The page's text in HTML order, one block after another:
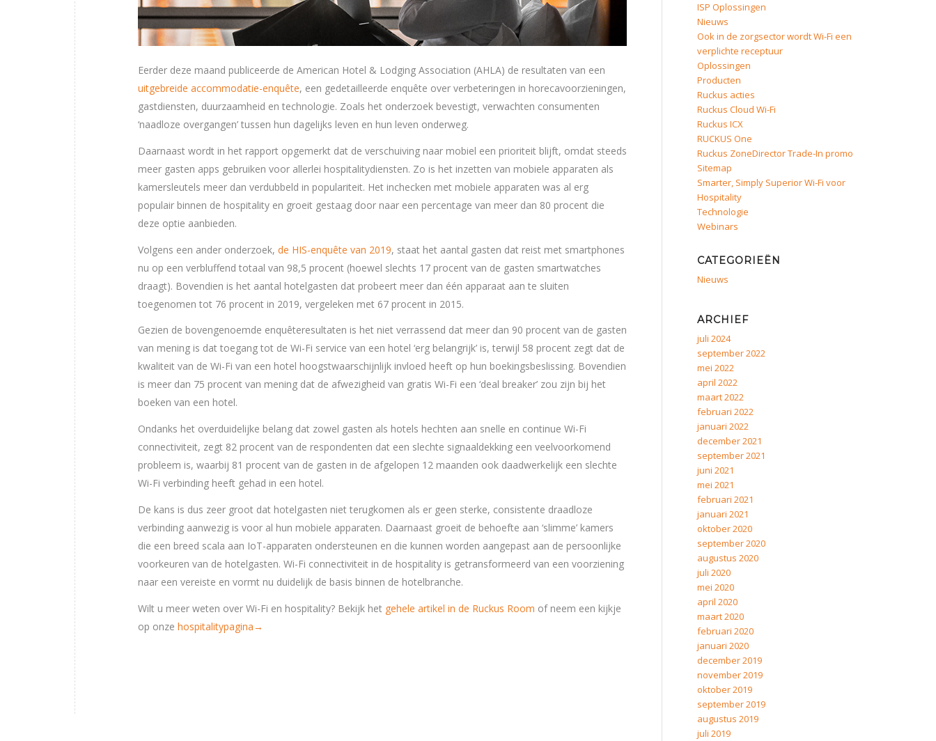
Eerder deze maand publiceerde de American Hotel & Lodging Association (AHLA) de resultaten van een
uitgebreide accommodatie-enquête, een gedetailleerde enquête over verbeteringen in horecavoorzieningen,
gastdiensten, duurzaamheid en technologie. Zoals het onderzoek bevestigt, verwachten consumenten
‘naadloze overgangen’ tussen hun dagelijks leven en hun leven onderweg.
Daarnaast wordt in het rapport opgemerkt dat de verschuiving naar mobiel een prioriteit blijft, omdat steeds
meer gasten apps gebruiken voor allerlei hospitalitydiensten. Zo is het inzetten van mobiele apparaten als
kamersleutels meer dan verdubbeld in populariteit. Het inchecken met mobiele apparaten was al erg
populair binnen de hospitality en groeit gestaag door naar een percentage van meer dan 80 procent die
deze optie aanbieden.
Volgens een ander onderzoek, de HIS-enquête van 2019, staat het aantal gasten dat reist met smartphones
nu op een verbluffend totaal van 98,5 procent (hoewel slechts 17 procent van de gasten smartwatches
draagt). Bovendien is het aantal hotelgasten dat probeert meer dan één apparaat aan te sluiten
toegenomen tot 76 procent in 2019, vergeleken met 67 procent in 2015.
Gezien de bovengenoemde enquêteresultaten is het niet verrassend dat meer dan 90 procent van de gasten
van mening is dat toegang tot de Wi-Fi service van een hotel ‘erg belangrijk’ is, terwijl 58 procent zegt dat de
kwaliteit van de Wi-Fi van een hotel hoogstwaarschijnlijk invloed heeft op hun boekingsbeslissing. Bovendien
is meer dan 75 procent van mening dat de afwezigheid van gratis Wi-Fi een ‘deal breaker’ zou zijn bij het
boeken van een hotel.
Ondanks het overduidelijke belang dat zowel gasten als hotels hechten aan snelle en continue Wi-Fi
connectiviteit, zegt 82 procent van de respondenten dat een slechte signaaldekking een veelvoorkomend
probleem is, waarbij 81 procent van de gasten in de afgelopen 12 maanden ook daadwerkelijk een slechte
Wi-Fi verbinding heeft gehad in een hotel.
De kans is dus zeer groot dat hotelgasten niet terugkomen als er geen sterke, consistente draadloze
verbinding aanwezig is voor al hun mobiele apparaten. Daarnaast groeit de behoefte aan ‘slimme’ kamers
die een breed scala aan IoT-apparaten ondersteunen en die kunnen worden aangepast aan de persoonlijke
voorkeuren van de hotelgasten. Wi-Fi connectiviteit in de hospitality is getransformeerd van een voorziening
naar een vereiste en vormt nu duidelijk de basis binnen de hotelbranche.
Wilt u meer weten over Wi-Fi en hospitality? Bekijk het gehele artikel in de Ruckus Room of neem een kijkje
op onze hospitalitypagina→
ISP Oplossingen
Nieuws
Ook in de zorgsector wordt Wi-Fi een
verplichte receptuur
Oplossingen
Producten
Ruckus acties
Ruckus Cloud Wi-Fi
Ruckus ICX
RUCKUS One
Ruckus ZoneDirector Trade-In promo
Sitemap
Smarter, Simply Superior Wi-Fi voor
Hospitality
Technologie
Webinars
CATEGORIEËN
Nieuws
ARCHIEF
juli 2024
september 2022
mei 2022
april 2022
maart 2022
februari 2022
januari 2022
december 2021
september 2021
juni 2021
mei 2021
februari 2021
januari 2021
oktober 2020
september 2020
augustus 2020
juli 2020
mei 2020
april 2020
maart 2020
februari 2020
januari 2020
december 2019
november 2019
oktober 2019
september 2019
augustus 2019
juli 2019